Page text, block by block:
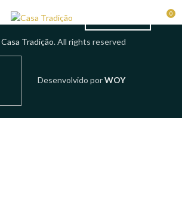
0
Casa Tradição. All rights reserved
Desenvolvido porWOY